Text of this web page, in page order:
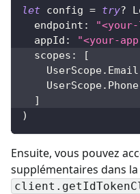
let config = try?
  endpoint
:
  appId
: "<your-
  scopes
:
[
UserScope. Email
UserScope. Phone
]
)
Ensuite, vous pouvez
supplémentaires dans